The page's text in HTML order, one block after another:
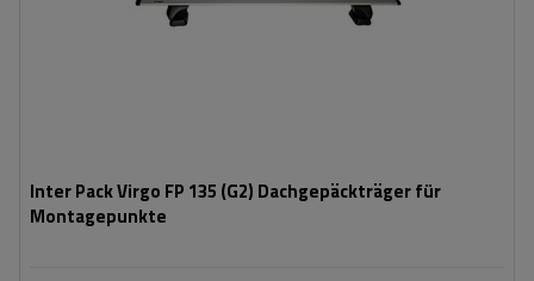
Inter Pack Virgo FP 135 (G2) Dachgepäckträger für
Montagepunkte